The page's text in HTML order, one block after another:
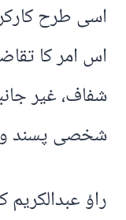
اسی طرح
اس امر کا
شفاف، غیر
شخصی پسند و
راؤ عبدالکریم